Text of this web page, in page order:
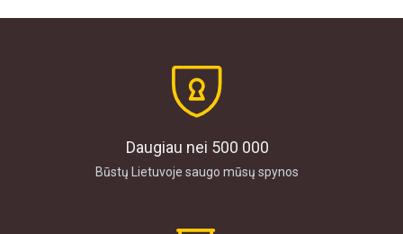
Daugiau nei 500 000
Būstų Lietuvoje saugo mūsų spynos